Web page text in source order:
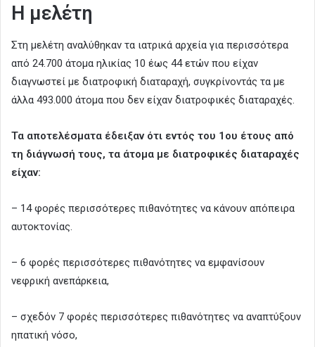
Η μελέτη
Στη μελέτη αναλύθηκαν τα ιατρικά αρχεία για περισσότερα
από 24.700 άτομα ηλικίας 10 έως 44 ετών που είχαν
διαγνωστεί με διατροφική διαταραχή, συγκρίνοντάς τα με
άλλα 493.000 άτομα που δεν είχαν διατροφικές διαταραχές.
Τα αποτελέσματα έδειξαν ότι εντός του 1ου έτους από
τη διάγνωσή τους, τα άτομα με διατροφικές διαταραχές
είχαν:
– 14 φορές περισσότερες πιθανότητες να κάνουν απόπειρα
αυτοκτονίας.
– 6 φορές περισσότερες πιθανότητες να εμφανίσουν
νεφρική ανεπάρκεια,
– σχεδόν 7 φορές περισσότερες πιθανότητες να αναπτύξουν
ηπατική νόσο,